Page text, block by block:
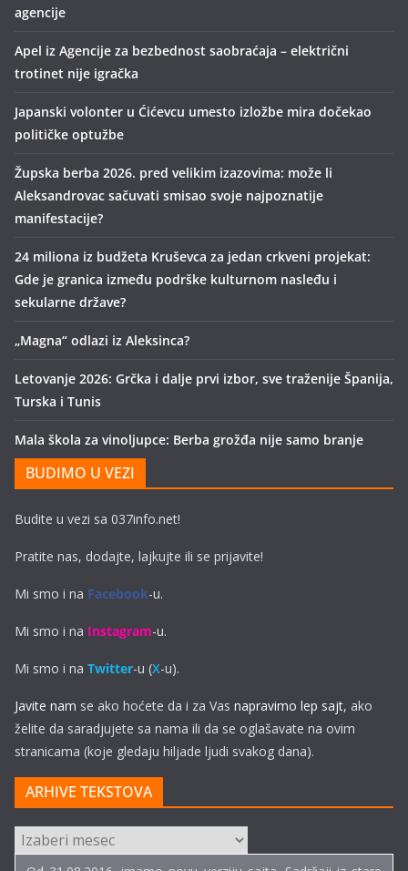
agencije
Apel iz Agencije za bezbednost saobraćaja – električni
trotinet nije igračka
Japanski volonter u Ćićevcu umesto izložbe mira dočekao
političke optužbe
Župska berba 2026. pred velikim izazovima: može li
Aleksandrovac sačuvati smisao svoje najpoznatije
manifestacije?
24 miliona iz budžeta Kruševca za jedan crkveni projekat:
Gde je granica između podrške kulturnom nasleđu i
sekularne države?
„Magna“ odlazi iz Aleksinca?
Letovanje 2026: Grčka i dalje prvi izbor, sve traženije Španija,
Turska i Tunis
Mala škola za vinoljupce: Berba grožđa nije samo branje
BUDIMO U VEZI
Budite u vezi sa 037info.net!
Pratite nas, dodajte, lajkujte ili se prijavite!
Mi smo i na Facebook-u.
Mi smo i na Instagram-u.
Mi smo i na Twitter-u (X-u).
Javite nam se ako hoćete da i za Vas napravimo lep sajt, ako
želite da saradjujete sa nama ili da se oglašavate na ovim
stranicama (koje gledaju hiljade ljudi svakog dana).
ARHIVE TEKSTOVA
ARHIVE
TEKSTOVA